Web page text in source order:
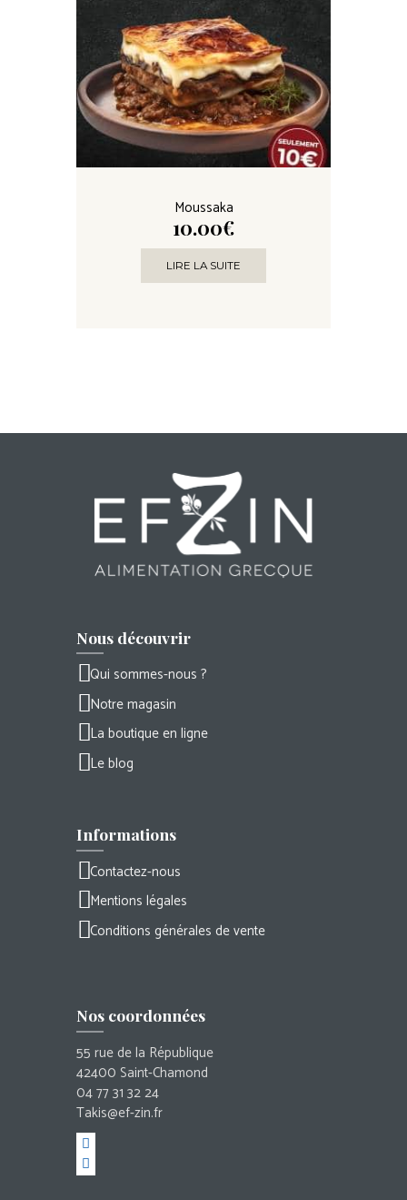
Moussaka
10.00€
LIRE LA SUITE
Nous découvrir
Qui sommes-nous ?
Notre magasin
La boutique en ligne
Le blog
Informations
Contactez-nous
Mentions légales
Conditions générales de vente
Nos coordonnées
55 rue de la République
42400 Saint-Chamond
04 77 31 32 24
Takis@ef-zin.fr